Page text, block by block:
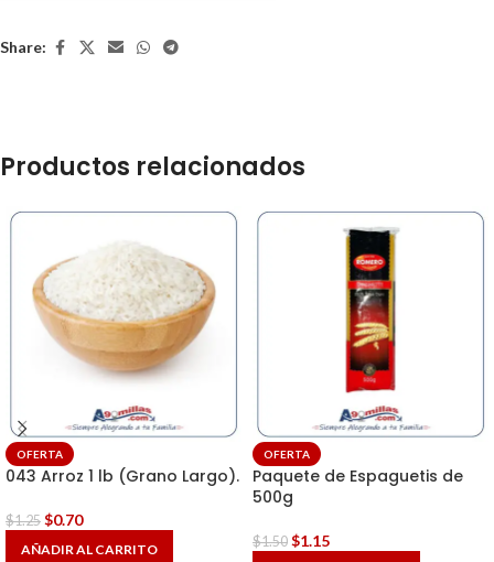
Share:
Productos relacionados
OFERTA
043 Arroz 1 lb (Grano Largo).
$1.25 $0.70
AÑADIR AL CARRITO
OFERTA
Paquete de Espaguetis de
500g
$1.50 $1.15